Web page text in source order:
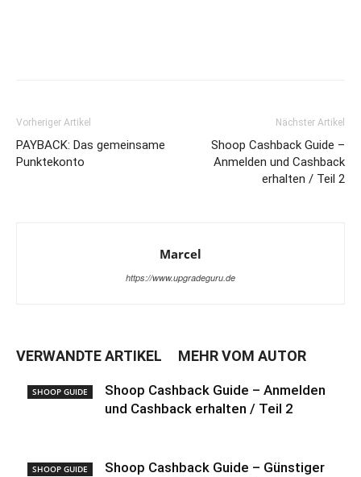
Vorheriger Artikel
PAYBACK: Das gemeinsame
Punktekonto
Nächster Artikel
Shoop Cashback Guide –
Anmelden und Cashback
erhalten / Teil 2
Marcel
https://www.upgradeguru.de
VERWANDTE ARTIKEL MEHR VOM AUTOR
SHOOP GUIDE
Shoop Cashback Guide – Anmelden
und Cashback erhalten / Teil 2
SHOOP GUIDE
Shoop Cashback Guide – Günstiger